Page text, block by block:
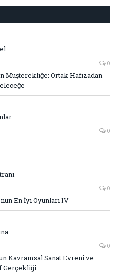
0
Müşterekliğe: Ortak Hafızadan
0
0
En İyi Oyunları IV
0
Kavramsal Sanat Evreni ve
Gerçekliği